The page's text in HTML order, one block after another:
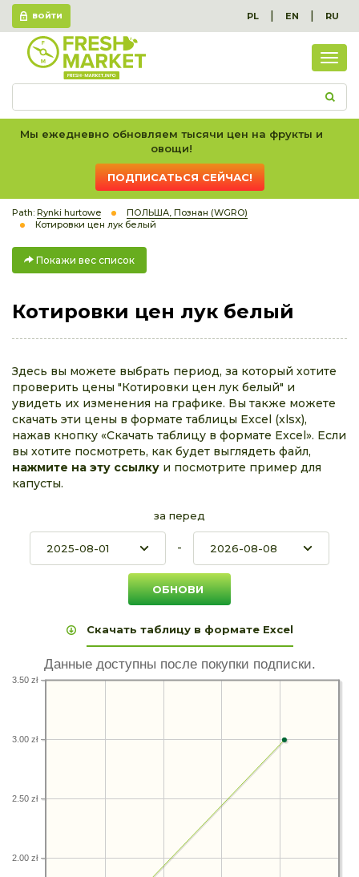
ВОЙТИ PL | EN | RU
вес
Мы ежедневно обновляем тысячи цен на фрукты и
овощи!
ПОДПИСАТЬСЯ СЕЙЧАС!
Path: Rynki hurtowe
ПОЛЬША, Познан (WGRO)
Котировки цен лук белый
Покажи вес список
Котировки цен лук белый
Здесь вы можете выбрать период, за который хотите
проверить цены "Котировки цен лук белый" и
увидеть их изменения на графике. Вы также можете
скачать эти цены в формате таблицы Excel (xlsx),
нажав кнопку «Скачать таблицу в формате Excel». Если
вы хотите посмотреть, как будет выглядеть файл,
нажмите на эту ссылку и посмотрите пример для
капусты.
за перед
-
Скачать таблицу в формате Excel
Данные доступны после покупки подписки.
2.00 zł
2.50 zł
3.00 zł
3.50 zł